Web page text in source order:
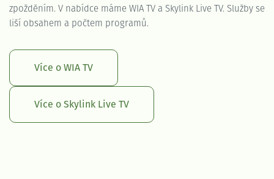
zpožděním. V nabídce máme WIA TV a Skylink Live TV. Služby se
liší obsahem a počtem programů.
Více o WIA TV
Více o Skylink Live TV